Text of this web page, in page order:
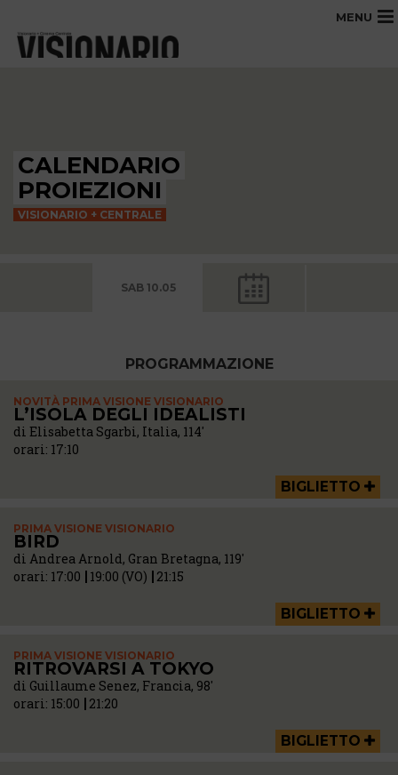
MENU
CALENDARIO
PROIEZIONI
VISIONARIO + CENTRALE
SAB 10.05
PROGRAMMAZIONE
NOVITÀ PRIMA VISIONE VISIONARIO
L’ISOLA DEGLI IDEALISTI
di Elisabetta Sgarbi, Italia, 114'
orari: 17:10
BIGLIETTO
PRIMA VISIONE VISIONARIO
BIRD
di Andrea Arnold, Gran Bretagna, 119'
orari: 17:00 19:00 (VO) 21:15
BIGLIETTO
PRIMA VISIONE VISIONARIO
RITROVARSI A TOKYO
di Guillaume Senez, Francia, 98'
orari: 15:00 21:20
BIGLIETTO